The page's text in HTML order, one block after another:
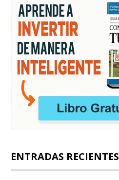
ENTRADAS RECIENTES